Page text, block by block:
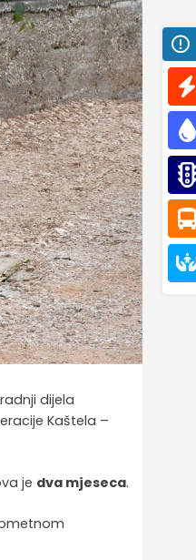
dijela
Kaštela –
je dva mjeseca.